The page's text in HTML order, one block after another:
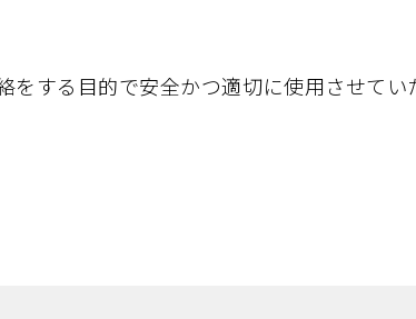
する目的で安全かつ適切に使用させて